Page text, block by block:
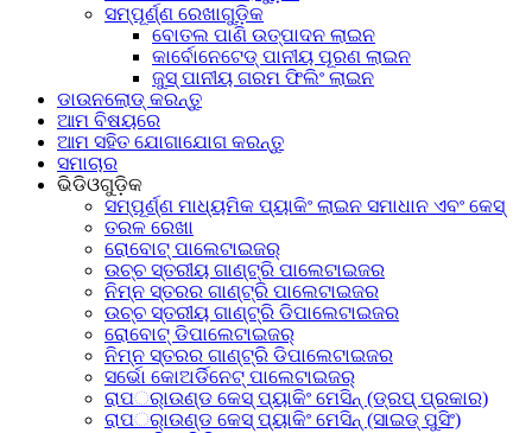
ସମ୍ପୂର୍ଣ୍ଣ ରେଖାଗୁଡ଼ିକ
ବୋତଲ ପାଣି ଉତ୍ପାଦନ ଲାଇନ
କାର୍ବୋନେଟେଡ୍ ପାନୀୟ ପୂରଣ ଲାଇନ
ଜୁସ୍ ପାନୀୟ ଗରମ ଫିଲିଂ ଲାଇନ
ଡାଉନଲୋଡ୍ କରନ୍ତୁ
ଆମ ବିଷୟରେ
ଆମ ସହିତ ଯୋଗାଯୋଗ କରନ୍ତୁ
ସମାଚାର
ଭିଡିଓଗୁଡ଼ିକ
ସମ୍ପୂର୍ଣ୍ଣ ମାଧ୍ୟମିକ ପ୍ୟାକିଂ ଲାଇନ ସମାଧାନ ଏବଂ କେସ୍
ତରଳ ରେଖା
ରୋବୋଟ୍ ପାଲେଟାଇଜର୍
ଉଚ୍ଚ ସ୍ତରୀୟ ଗାଣ୍ଟ୍ରି ପାଲେଟାଇଜର
ନିମ୍ନ ସ୍ତରର ଗାଣ୍ଟ୍ରି ପାଲେଟାଇଜର
ଉଚ୍ଚ ସ୍ତରୀୟ ଗାଣ୍ଟ୍ରି ଡିପାଲେଟାଇଜର
ରୋବୋଟ୍ ଡିପାଲେଟାଇଜର୍
ନିମ୍ନ ସ୍ତରର ଗାଣ୍ଟ୍ରି ଡିପାଲେଟାଇଜର
ସର୍ଭୋ କୋଅର୍ଡିନେଟ୍ ପାଲେଟାଇଜର୍
ରାପର୍ାଉଣ୍ଡ କେସ୍ ପ୍ୟାକିଂ ମେସିନ୍ (ଡ୍ରପ୍ ପ୍ରକାର)
ରାପର୍ାଉଣ୍ଡ କେସ୍ ପ୍ୟାକିଂ ମେସିନ୍ (ସାଇଡ୍ ପୁସିଂ)